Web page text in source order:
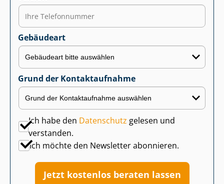
Gebäudeart
Grund der Kontaktaufnahme
Ich habe den Datenschutz gelesen und
verstanden.
Ich möchte den Newsletter abonnieren.
Jetzt kostenlos beraten lassen